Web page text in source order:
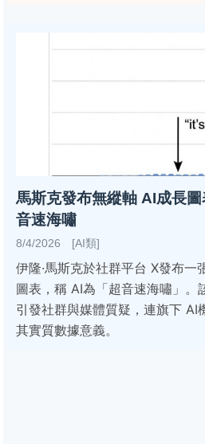
馬斯克發布無縱軸 AI成長
音速海嘯
8/4/2026 [AI類]
伊隆·馬斯克於社群平台 X發布一
圖表，稱 AI為「超音速海嘯」。
引發社群與媒體質疑，連旗下
其實質數據意義。